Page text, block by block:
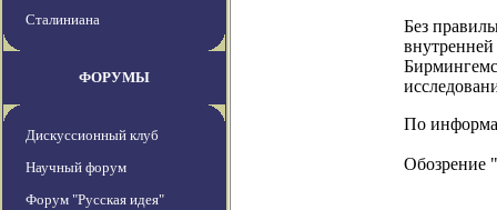
Сталиниана
ФОРУМЫ
Дискуссионный клуб
Научный форум
Форум "Русская идея"
Без
По
Обозрение "